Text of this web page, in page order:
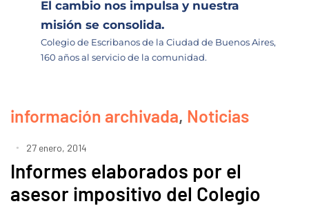
El cambio nos impulsa y nuestra
misión se consolida.
Colegio de Escribanos de la Ciudad de Buenos Aires,
160 años al servicio de la comunidad.
información archivada, Noticias
27 enero, 2014
Informes elaborados por el
asesor impositivo del Colegio